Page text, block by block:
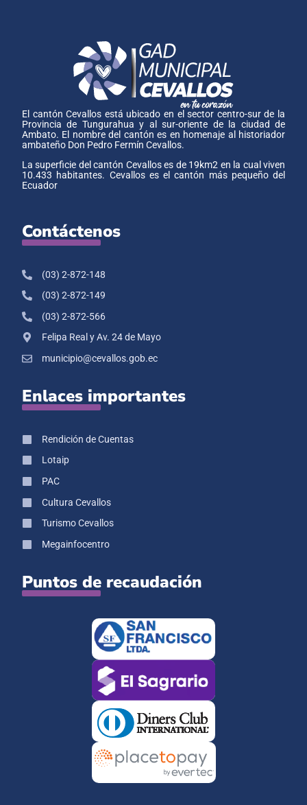
El cantón Cevallos está ubicado en el sector centro-sur de la
Provincia de Tungurahua y al sur-oriente de la ciudad de
Ambato. El nombre del cantón es en homenaje al historiador
ambateño Don Pedro Fermín Cevallos.
La superficie del cantón Cevallos es de 19km2 en la cual viven
10.433 habitantes. Cevallos es el cantón más pequeño del
Ecuador
Contáctenos
(03) 2-872-148
(03) 2-872-149
(03) 2-872-566
Felipa Real y Av. 24 de Mayo
municipio@cevallos.gob.ec
Enlaces importantes
Rendición de Cuentas
Lotaip
PAC
Cultura Cevallos
Turismo Cevallos
Megainfocentro
Puntos de recaudación